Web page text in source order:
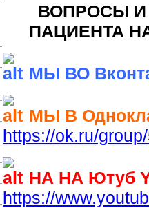
ВОПРОСЫ И
ПАЦИЕНТА
МЫ ВО
МЫ В
https://ok.ru/
НА НА Ютуб
https://